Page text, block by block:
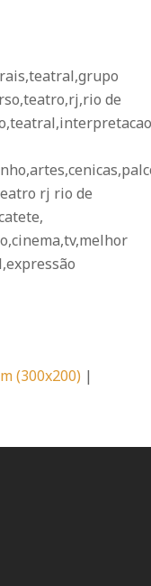
de
rj rio de
(300x200) |